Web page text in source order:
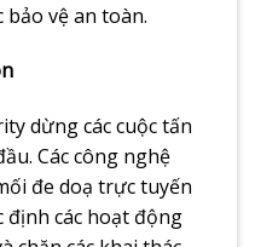
vệ an toàn.
dừng các cuộc tấn
Các công nghệ
đe doạ trực tuyến
định các hoạt động